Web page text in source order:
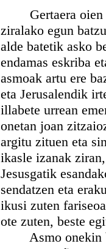
Gertaera oien
ziralako egun
alde batetik asko
endamas eskriba
asmoak artu ere
eta Jerusalendik
illabete urrean
onetan joan
argitu zituen eta
ikasle izanak
Jesusgatik
sendatzen eta
ikusi zuten
ote zuten, beste
Asmo onekin